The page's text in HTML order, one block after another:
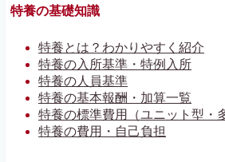
特養の基礎知識
特養とは？わかりやすく紹介
特養の入所基準・特例入所
特養の人員基準
特養の基本報酬・加算一覧
特養の標準費用（ユニット型・
特養の費用・自己負担